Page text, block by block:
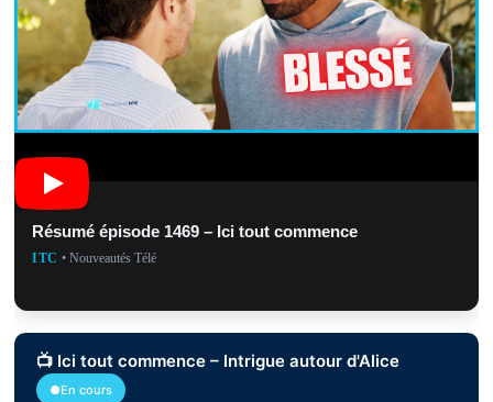
Résumé épisode 1469 – Ici tout commence
ITC • Nouveautés Télé
📺 Ici tout commence – Intrigue autour d'Alice
●En cours